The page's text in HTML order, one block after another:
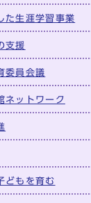
た生涯学習事業
支援
委員会議
ネットワーク
どもを育む